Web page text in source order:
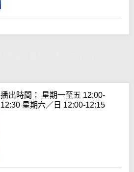
播出時間： 星期一至五 12:00-
12:30 星期六／日 12:00-12:15